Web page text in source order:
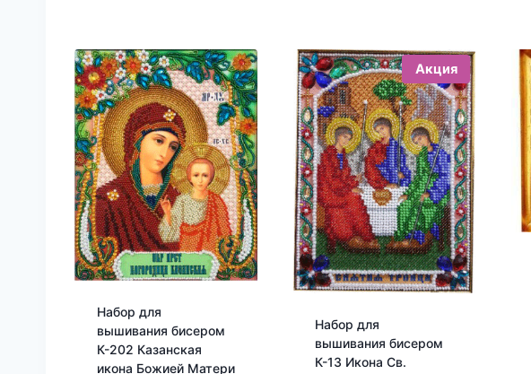
Набор для
вышивания бисером
К-202 Казанская
икона Божией Матери
Акция
Набор для
вышивания бисером
К-13 Икона Св.